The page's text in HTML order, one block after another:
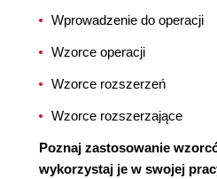
Wprowadzenie do operacji
Wzorce operacji
Wzorce rozszerzeń
Wzorce rozszerzające
Poznaj zastosowanie
wykorzystaj je w swojej